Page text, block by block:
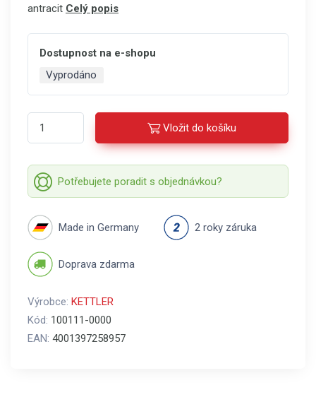
antracit Celý popis
Dostupnost na e-shopu
Vyprodáno
Vložit do košíku
Potřebujete poradit s objednávkou?
Made in Germany 2 roky záruka
Doprava zdarma
Výrobce: KETTLER
Kód: 100111-0000
EAN: 4001397258957